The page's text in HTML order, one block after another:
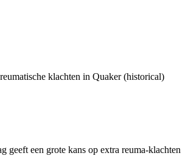
klachten in Quaker (historical)
geeft een grote kans op extra reuma-klachten